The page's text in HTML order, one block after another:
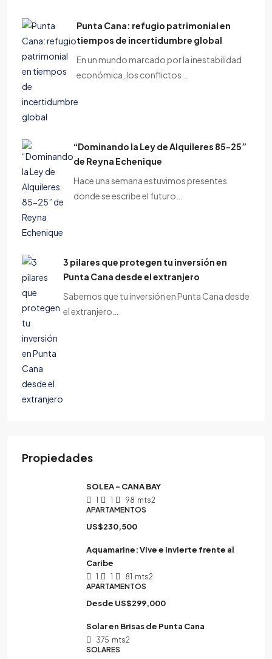
Punta Cana: refugio patrimonial en
tiempos de incertidumbre global
En un mundo marcado por la inestabilidad
económica, los conflictos…
“Dominando la Ley de Alquileres 85-25”
de Reyna Echenique
Hace una semana estuvimos presentes
donde se escribe el futuro…
3 pilares que protegen tu inversión en
Punta Cana desde el extranjero
Sabemos que tu inversión en Punta Cana desde
el extranjero…
Propiedades
SOLEA – CANA BAY
1 1 98 mts2
APARTAMENTOS
US$230,500
Aquamarine: Vive e invierte frente al
Caribe
1 1 81 mts2
APARTAMENTOS
Desde US$299,000
Solar en Brisas de Punta Cana
375 mts2
SOLARES